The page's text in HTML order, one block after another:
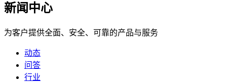
新闻中心
为客户提供全面、安全、可靠的产品与服务
动态
问答
行业